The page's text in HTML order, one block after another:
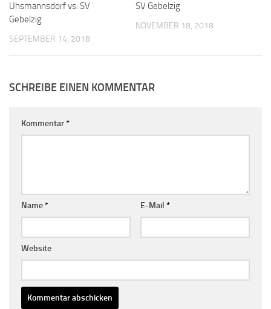
Uhsmannsdorf vs. SV
Gebelzig
SEPTEMBER 14, 2018
SV Gebelzig
NOVEMBER 18, 2018
SCHREIBE EINEN KOMMENTAR
Kommentar*
Name* E-Mail *
Website